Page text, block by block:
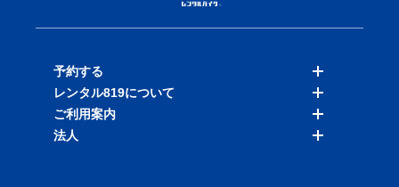
予約する
バイクを探す
店舗を探す
レンタル819について
料金表
ご利用案内
法人